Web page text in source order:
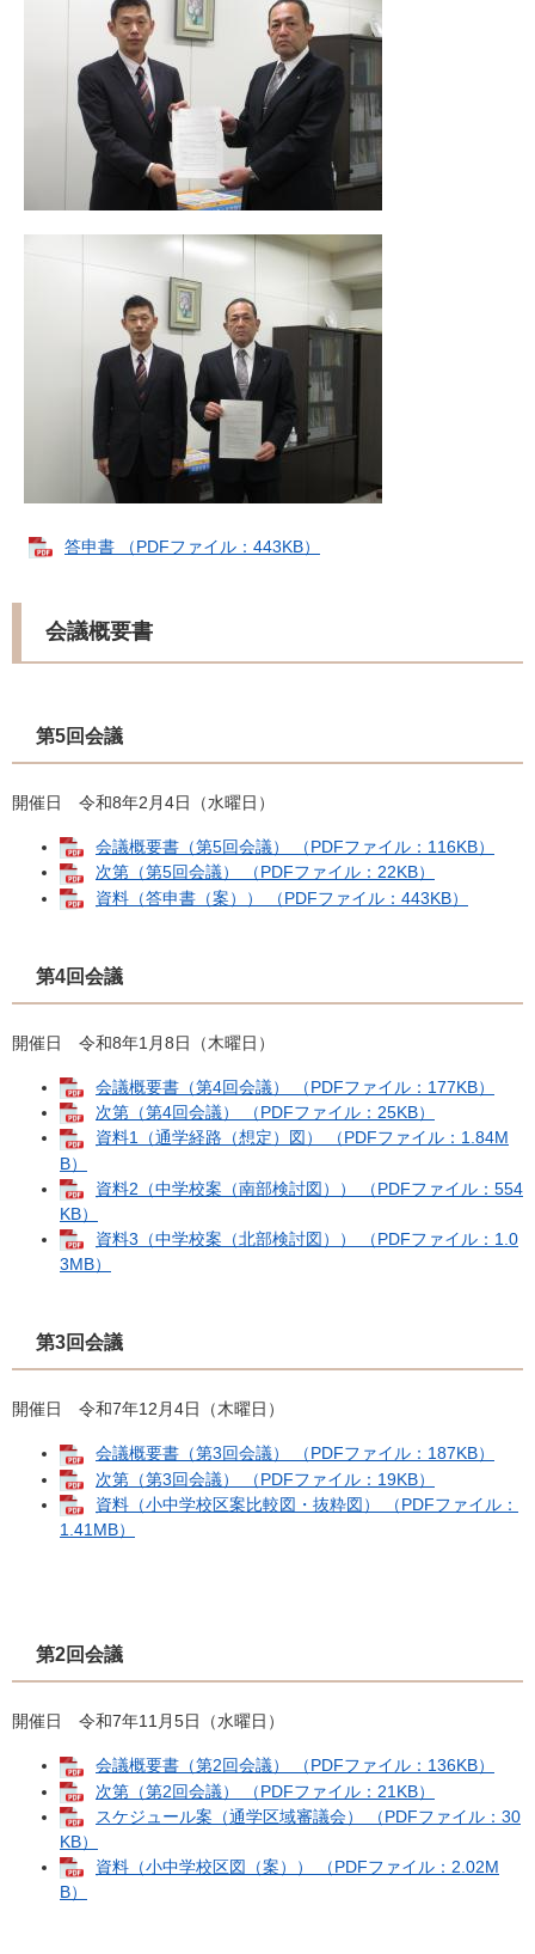
答申書 （PDFファイル：443KB）
会議概要書
第5回会議
開催日 令和8年2月4日（水曜日）
会議概要書（第5回会議） （PDFファイル：116KB）
次第（第5回会議） （PDFファイル：22KB）
資料（答申書（案）） （PDFファイル：443KB）
第4回会議
開催日 令和8年1月8日（木曜日）
会議概要書（第4回会議） （PDFファイル：177KB）
次第（第4回会議） （PDFファイル：25KB）
資料1（通学経路（想定）図） （PDFファイル：1.84M
B）
資料2（中学校案（南部検討図）） （PDFファイル：554
KB）
資料3（中学校案（北部検討図）） （PDFファイル：1.0
3MB）
第3回会議
開催日 令和7年12月4日（木曜日）
会議概要書（第3回会議） （PDFファイル：187KB）
次第（第3回会議） （PDFファイル：19KB）
資料（小中学校区案比較図・抜粋図） （PDFファイル：
1.41MB）
第2回会議
開催日 令和7年11月5日（水曜日）
会議概要書（第2回会議） （PDFファイル：136KB）
次第（第2回会議） （PDFファイル：21KB）
スケジュール案（通学区域審議会） （PDFファイル：30
KB）
資料（小中学校区図（案）） （PDFファイル：2.02M
B）